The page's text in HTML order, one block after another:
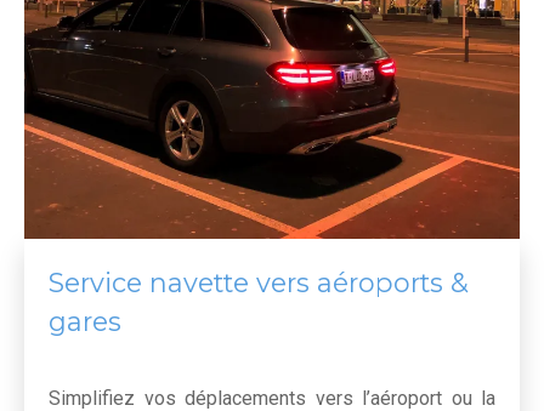
Service navette vers aéroports &
gares
Simplifiez vos déplacements vers l’aéroport ou la